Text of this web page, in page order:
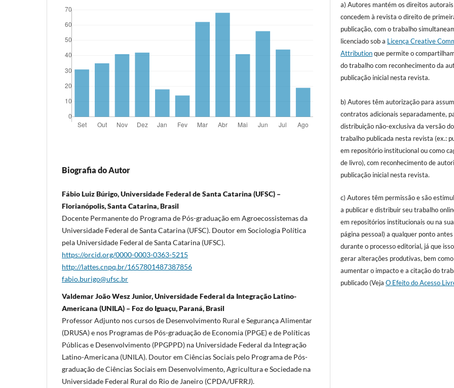
Biografia do Autor
Fábio Luiz Búrigo, Universidade Federal de Santa Catarina (UFSC) –
Florianópolis, Santa Catarina, Brasil
Docente Permanente do Programa de Pós-graduação em Agroecossistemas da
Universidade Federal de Santa Catarina (UFSC). Doutor em Sociologia Política
pela Universidade Federal de Santa Catarina (UFSC).
https://orcid.org/0000-0003-0363-5215
http://lattes.cnpq.br/1657801487387856
fabio.burigo@ufsc.br
Valdemar João Wesz Junior, Universidade Federal da Integração Latino-
Americana (UNILA) – Foz do Iguaçu, Paraná, Brasil
Professor Adjunto nos cursos de Desenvolvimento Rural e Segurança Alimentar
(DRUSA) e nos Programas de Pós-graduação de Economia (PPGE) e de Políticas
Públicas e Desenvolvimento (PPGPPD) na Universidade Federal da Integração
Latino-Americana (UNILA). Doutor em Ciências Sociais pelo Programa de Pós-
graduação de Ciências Sociais em Desenvolvimento, Agricultura e Sociedade na
Universidade Federal Rural do Rio de Janeiro (CPDA/UFRRJ).
a) Autores mantém os direitos
concedem à revista o direito de
publicação, com o trabalho
licenciado sob a Licença Creative
Attributionque permite o
do trabalho com reconhecimento da
publicação inicial nesta revista.
b) Autores têm autorização para
contratos adicionais separadamente,
distribuição não-exclusiva da versão do
trabalho publicada nesta revista (ex.:
em repositório institucional ou como
de livro), com reconhecimento de
publicação inicial nesta revista.
c) Autores têm permissão e são
a publicar e distribuir seu trabalho
em repositórios institucionais ou na sua
página pessoal) a qualquer ponto
durante o processo editorial, já que
gerar alterações produtivas, bem como
aumentar o impacto e a citação do
publicado (VejaO Efeito do Acesso